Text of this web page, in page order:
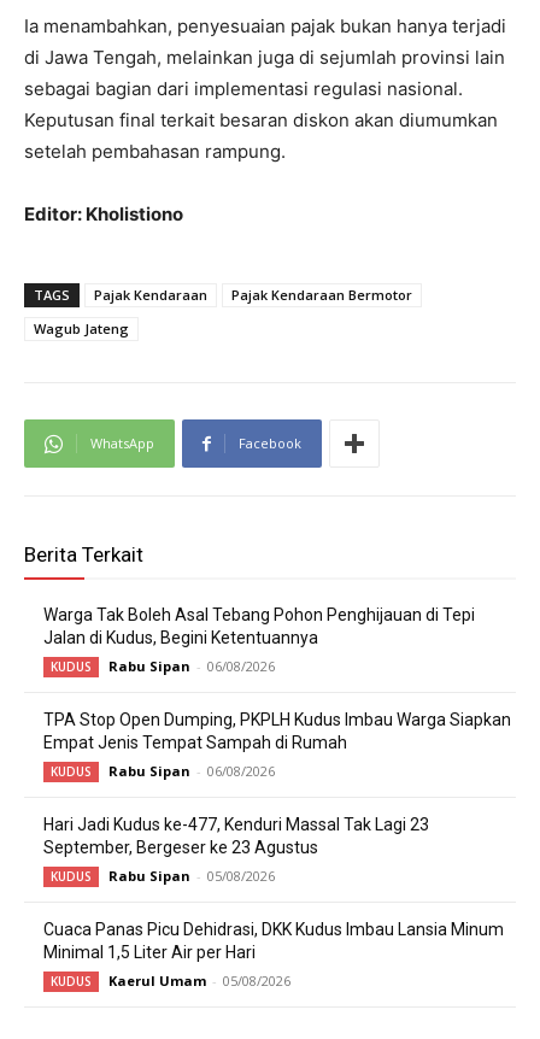
Ia menambahkan, penyesuaian pajak bukan hanya terjadi
di Jawa Tengah, melainkan juga di sejumlah provinsi lain
sebagai bagian dari implementasi regulasi nasional.
Keputusan final terkait besaran diskon akan diumumkan
setelah pembahasan rampung.
Editor: Kholistiono
TAGS Pajak Kendaraan
Pajak Kendaraan Bermotor
Wagub Jateng
WhatsApp Facebook
Berita Terkait
Warga Tak Boleh Asal Tebang Pohon Penghijauan di Tepi
Jalan di Kudus, Begini Ketentuannya
KUDUS Rabu Sipan - 06/08/2026
TPA Stop Open Dumping, PKPLH Kudus Imbau Warga Siapkan
Empat Jenis Tempat Sampah di Rumah
KUDUS Rabu Sipan - 06/08/2026
Hari Jadi Kudus ke-477, Kenduri Massal Tak Lagi 23
September, Bergeser ke 23 Agustus
KUDUS Rabu Sipan - 05/08/2026
Cuaca Panas Picu Dehidrasi, DKK Kudus Imbau Lansia Minum
Minimal 1,5 Liter Air per Hari
KUDUS Kaerul Umam - 05/08/2026